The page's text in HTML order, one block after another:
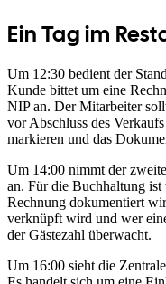
Ein Tag im
Um 12:30 bedient der
Kunde bittet um eine
NIP an. Der Mitarbeiter
vor Abschluss des
markieren und das
Um 14:00 nimmt der
an. Für die Buchhaltung
Rechnung dokumentiert
verknüpft wird und wer
der Gästezahl überwacht.
Um 16:00 sieht die